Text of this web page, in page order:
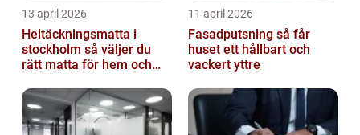
13 april 2026
Heltäckningsmatta i
stockholm så väljer du
rätt matta för hem och
11 april 2026
Fasadputsning så får
huset ett hållbart och
vackert yttre